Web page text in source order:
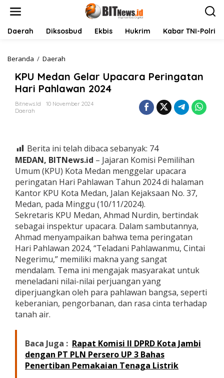
Daerah Diksosbud Ekbis Hukrim Kabar TNI-Polri
Beranda / Daerah
U
M
e
d
l
a
r
U
p
a
c
a
r
a
P
e
r
n
g
a
t
r
i
P
KPU Medan Gelar Upacara Peringatan
Hari Pahlawan 2024
Bitnews.id
10 November 2024
Daerah
Berita ini telah dibaca sebanyak: 74
MEDAN, BITNews.id – Jajaran Komisi Pemilihan
Umum (KPU) Kota Medan menggelar upacara
peringatan Hari Pahlawan Tahun 2024 di halaman
Kantor KPU Kota Medan, Jalan Kejaksaan No. 37,
Medan, pada Minggu (10/11/2024).
Sekretaris KPU Medan, Ahmad Nurdin, bertindak
sebagai inspektur upacara. Dalam sambutannya,
Ahmad menyampaikan bahwa tema peringatan
Hari Pahlawan 2024, “Teladani Pahlawanmu, Cintai
Negerimu,” memiliki makna yang sangat
mendalam. Tema ini mengajak masyarakat untuk
meneladani nilai-nilai perjuangan yang
diperjuangkan oleh para pahlawan bangsa, seperti
keberanian, pengorbanan, dan rasa cinta terhadap
tanah air.
Baca Juga : Rapat Komisi II DPRD Kota Jambi
dengan PT PLN Persero UP 3 Bahas
Penertiban Pemakaian Tenaga Listrik